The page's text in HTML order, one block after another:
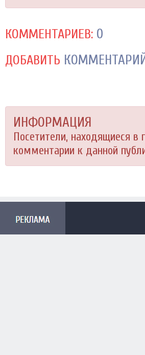
КОММЕНТАРИЕВ: 0
ДОБАВИТЬ
ИНФОРМАЦИЯ
Посетители, находящиеся в
комментарии к данной